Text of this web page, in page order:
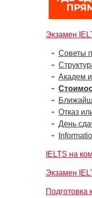
Экзамен
Советы
Академ
Отказ
День
IELTS на
Экзамен
Подготовка